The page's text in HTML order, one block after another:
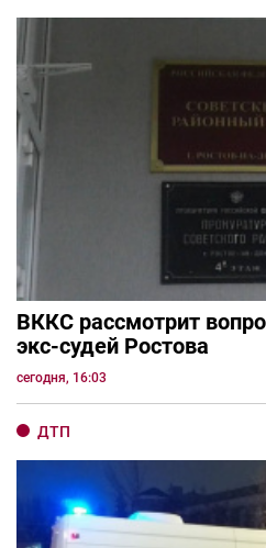
ВККС рассмотрит
экс-судей Ростова
сегодня, 16:03
ДТП